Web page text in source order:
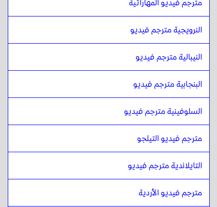
الألبانية لالإسبانية الفنزويلية
البلجيكية الهولندية / الفرنسية
الألبانيةلالإسبانية الكوستاريكية
الإسبانية الكوستاريكيةل
مترجم فيديو المهاراتية
النرويجية مترجم فيديو
النيبالية مترجم فيديو
البنجابية مترجم فيديو
السلوفينية مترجم فيديو
مترجم فيديو التيلجو
التايلاندية مترجم فيديو
مترجم فيديو الأردية